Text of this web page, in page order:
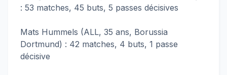
: 53 matches, 45 buts, 5 passes décisives
Mats Hummels (ALL, 35 ans, Borussia
Dortmund) : 42 matches, 4 buts, 1 passe
décisive